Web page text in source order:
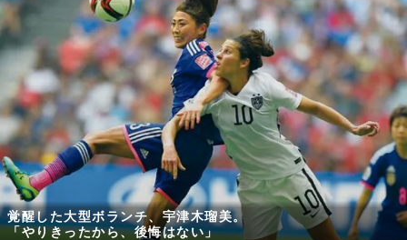
覚醒した大型ボランチ、宇津木瑠美。
「やりきったから、後悔はない」